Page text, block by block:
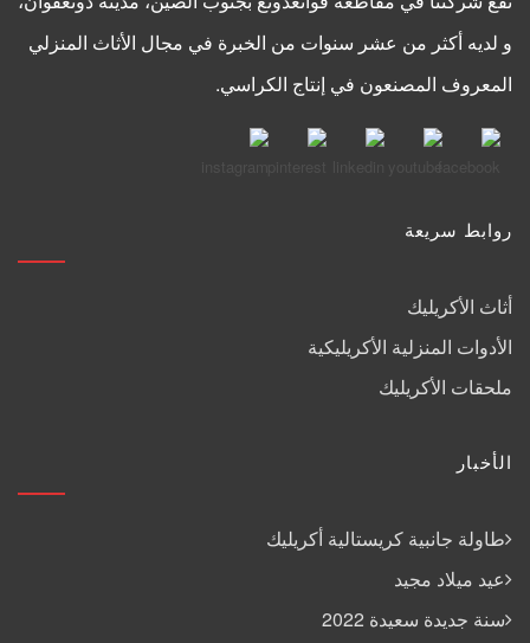
و لديه أكثر من عشر سنوات من الخبرة في مجال الأثاث المنزلي
المعروف المصنعون في إنتاج الكراسي.
روابط سريعة
أثاث الأكريليك
الأدوات المنزلية الأكريليكية
ملحقات الأكريليك
الأخبار
طاولة جانبية كريستالية أكريليك
عيد ميلاد مجيد
سنة جديدة سعيدة 2022